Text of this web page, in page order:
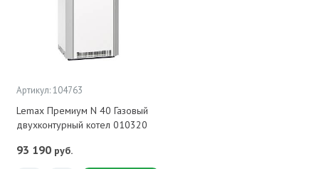
Артикул: 104763
Lemax Премиум N 40 Газовый
двухконтурный котел 010320
93 190 руб.